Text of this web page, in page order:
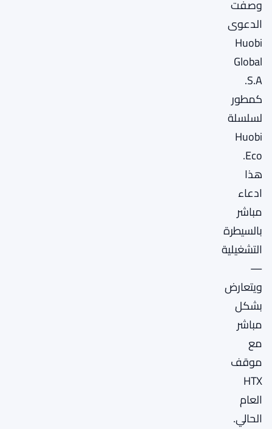
وصفت
الدعوى
Huobi
Global
S.A.
كمطور
لسلسلة
Huobi
Eco.
هذا
ادعاء
مباشر
بالسيطرة
التشغيلية
—
ويتعارض
بشكل
مباشر
مع
موقف
HTX
العام
الحالي.